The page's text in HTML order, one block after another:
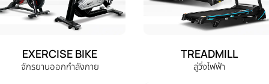
EXERCISE BIKE
จักรยานออกกำลังกาย
TREADMILL
ลู่วิ่งไฟฟ้า